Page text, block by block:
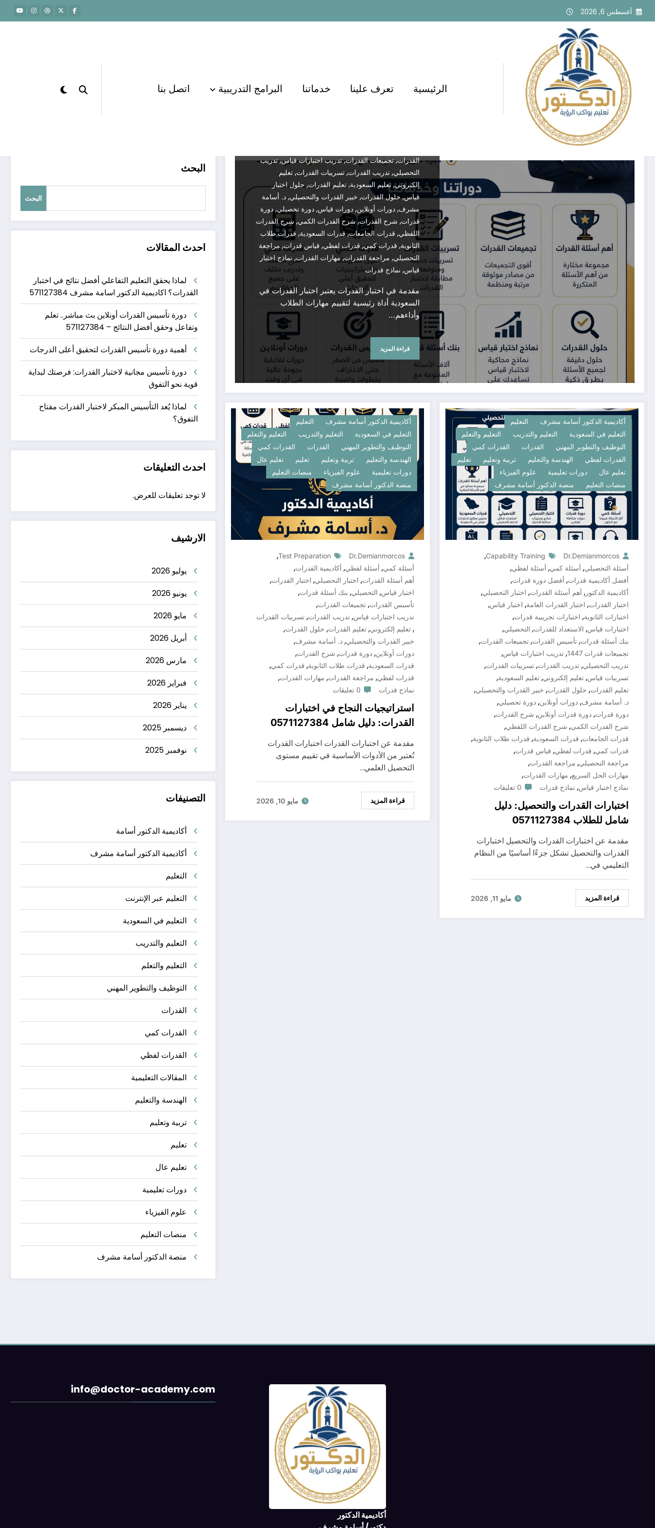
التجاوز
أغسطس 6, 2026
الرئيسية تعرف علينا خدماتنا البرامج التدريبية اتصل بنا
وسم: دورة قدرات
دليل شامل لاختبار القدرات في
محلولة
أسئلة كمي, أسئلة لفظي, أفضل دورة قدرات ,
القدرات,تجميعات القدرات,تدريب اختبارات قياس,تدريب
التحصيلي, تدريب القدرات, تسريبات القدرات, تعليم
إلكتروني, تعليم السعودية,تعليم القدرات,حلول اختبار
قياس,حلول القدرات, خبير القدرات والتحصيلي, د. أسامة
مشرف, دورات أونلاين, دورات قياس, دورة تحصيلي,دورة
قدرات, شرح القدرات, شرح القدرات الكمي, شرح القدرات
اللفظي, قدرات الجامعات,قدرات السعودية, قدرات طلاب
الثانوية, قدرات كمي,قدرات لفظي, قياس قدرات, مراجعة
التحصيلي, مراجعة القدرات,مهارات القدرات, نماذج اختبار
قياس, نماذج قدرات
مقدمة في اختبار القدرات يعتبر اختبار القدرات في
السعودية أداة رئيسية لتقييم مهارات الطلاب
وأداءهم…
قراءة المزيد
أكاديمية الدكتور أسامة مشرف
التعليم
التعليم في السعودية
التعليم والتدريب
التعليم والتعلم
التوظيف والتطوير المهني
القدرات
القدرات كمي
القدرات لفظي
الهندسة والتعليم تربية وتعليم
تعليم
تعليم عال
دورات تعليمية
علوم الفيزياء
منصات التعليم
منصة الدكتور أسامة مشرف
Dr.demianmorcos
Capability Training
,
أسئلة التحصيلي, أسئلة كمي, أسئلة لفظي,
أفضل أكاديمية قدرات, أفضل دورة قدرات,
أكاديمية الدكتور , أهم أسئلة القدرات, اختبار التحصيلي,
اختبار القدرات, اختبار القدرات العامة, اختبار قياس,
اختبارات الثانوية, اختبارات تجريبية قدرات,
اختبارات قياس, الاستعداد للقدرات, التحصيلي,
بنك أسئلة قدرات, تأسيس القدرات, تجميعات القدرات,
تجميعات قدرات 1447 , تدريب اختبارات قياس,
تدريب التحصيلي, تدريب القدرات, تسريبات القدرات,
تسريبات قياس, تعليم إلكتروني, تعليم السعودية,
تعليم القدرات, حلول القدرات, خبير القدرات والتحصيلي,
د. أسامة مشرف, دورات أونلاين, دورة تحصيلي,
دورة قدرات, دورة قدرات أونلاين, شرح القدرات,
شرح القدرات الكمي, شرح القدرات اللفظي,
قدرات الجامعات, قدرات السعودية, قدرات طلاب الثانوية,
قدرات كمي, قدرات لفظي, قياس قدرات,
مراجعة التحصيلي, مراجعة القدرات,
مهارات الحل السريع, مهارات القدرات,
نماذج اختبار قياس, نماذج قدرات 0 تعليقات
اختبارات القدرات والتحصيل: دليل
شامل للطلاب 0571127384
مقدمة عن اختبارات القدرات والتحصيل اختبارات
القدرات والتحصيل تشكل جزءًا أساسيًا من النظام
التعليمي في…
قراءة المزيد مايو 11, 2026
أكاديمية الدكتور أسامة مشرف
التعليم
التعليم في السعودية
التعليم والتدريب
التعليم والتعلم
التوظيف والتطوير المهني
القدرات
القدرات كمي
الهندسة والتعليم
تربية وتعليم تعليم
تعليم عال
دورات تعليمية
علوم الفيزياء
منصات التعليم
منصة الدكتور أسامة مشرف
Dr.demianmorcos
Test Preparation
,
أسئلة كمي, أسئلة لفظي, أكاديمية القدرات,
أهم أسئلة القدرات, اختبار التحصيلي, اختبار القدرات,
اختبار قياس, التحصيلي, بنك أسئلة قدرات,
تأسيس القدرات, تجميعات القدرات,
تدريب اختبارات قياس, تدريب القدرات, تسريبات القدرات
, تعليم إلكتروني, تعليم القدرات, حلول القدرات,
خبير القدرات والتحصيلي, د. أسامة مشرف,
دورات أونلاين, دورة قدرات, شرح القدرات,
قدرات السعودية, قدرات طلاب الثانوية, قدرات كمي,
قدرات لفظي, مراجعة القدرات, مهارات القدرات,
نماذج قدرات 0 تعليقات
استراتيجيات النجاح في اختبارات
القدرات: دليل شامل 0571127384
مقدمة عن اختبارات القدرات اختبارات القدرات
تُعتبر من الأدوات الأساسية في تقييم مستوى
التحصيل العلمي…
قراءة المزيد مايو 10, 2026
البحث
البحث
احدث المقالات
لماذا يحقق التعليم التفاعلي أفضل نتائج في اختبار
القدرات؟ اكاديمية الدكتور اسامة مشرف 571127384
دورة تأسيس القدرات أونلاين بث مباشر.. تعلم
وتفاعل وحقق أفضل النتائج – 571127384
أهمية دورة تأسيس القدرات لتحقيق أعلى الدرجات
دورة تأسيس مجانية لاختبار القدرات: فرصتك لبداية
قوية نحو التفوق
لماذا يُعد التأسيس المبكر لاختبار القدرات مفتاح
التفوق؟
احدث التعليقات
لا توجد تعليقات للعرض.
الارشيف
يوليو 2026
يونيو 2026
مايو 2026
أبريل 2026
مارس 2026
فبراير 2026
يناير 2026
ديسمبر 2025
نوفمبر 2025
التصنيفات
أكاديمية الدكتور أسامة
أكاديمية الدكتور أسامة مشرف
التعليم
التعليم عبر الإنترنت
التعليم في السعودية
التعليم والتدريب
التعليم والتعلم
التوظيف والتطوير المهني
القدرات
القدرات كمي
القدرات لفظي
المقالات التعليمية
الهندسة والتعليم
تربية وتعليم
تعليم
تعليم عال
دورات تعليمية
علوم الفيزياء
منصات التعليم
منصة الدكتور أسامة مشرف
أكاديمية الدكتور
info@doctor-academy.com